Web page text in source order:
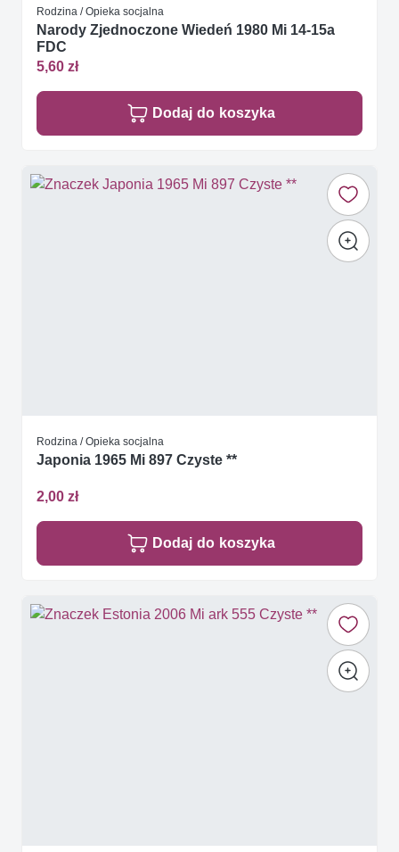
Rodzina / Opieka socjalna
Narody Zjednoczone Wiedeń 1980 Mi 14-15a
FDC
5,60 zł
Dodaj do koszyka
Rodzina / Opieka socjalna
Japonia 1965 Mi 897 Czyste **
2,00 zł
Dodaj do koszyka